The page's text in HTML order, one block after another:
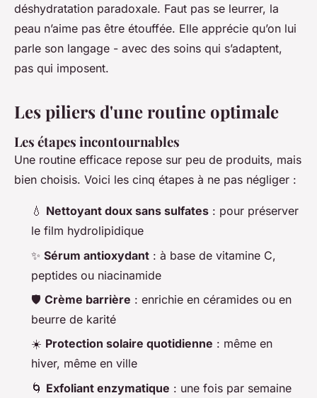
déshydratation paradoxale. Faut pas se leurrer, la
peau n’aime pas être étouffée. Elle apprécie qu’on lui
parle son langage - avec des soins qui s’adaptent,
pas qui imposent.
Les piliers d'une routine optimale
Les étapes incontournables
Une routine efficace repose sur peu de produits, mais
bien choisis. Voici les cinq étapes à ne pas négliger :
💧 Nettoyant doux sans sulfates : pour préserver
le film hydrolipidique
✨ Sérum antioxydant : à base de vitamine C,
peptides ou niacinamide
🛡️ Crème barrière : enrichie en céramides ou en
beurre de karité
☀️ Protection solaire quotidienne : même en
hiver, même en ville
🌀 Exfoliant enzymatique : une fois par semaine